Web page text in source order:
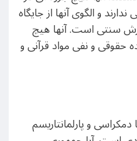
و الگوی آنها از جایگاه
سنتی است. آنها هیچ
حقوقی و نفی مواد قرآنی و
و پارلمانتاریسم